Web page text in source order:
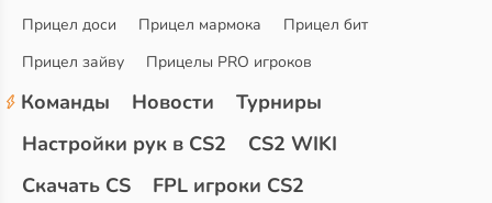
Прицел доси
Прицел мармока
Прицел бит
Прицел зайву
Прицелы PRO игроков
Команды Новости
Турниры
Настройки рук в CS2
CS2 WIKI
Скачать CS
FPL игроки CS2